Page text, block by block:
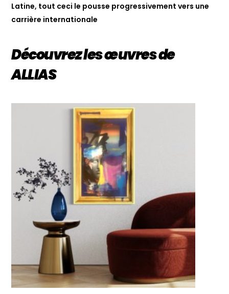
Latine, tout ceci le pousse progressivement vers une
carrière internationale
Découvrez les œuvres de
ALLIAS